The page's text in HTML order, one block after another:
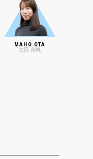
MAHO OTA
太田 真帆